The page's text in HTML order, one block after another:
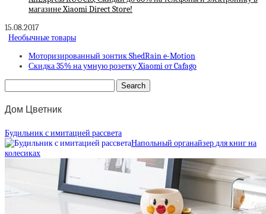
магазине Xiaomi Direct Store!
15.08.2017
Необычные товары
Моторизированный зонтик ShedRain e-Motion
Скидка 35% на умную розетку Xiaomi от Cafago
Дом Цветник
Будильник с имитацией рассвета
Напольный органайзер для книг на
колесиках